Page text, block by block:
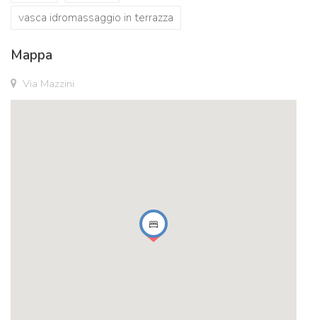
vasca idromassaggio in terrazza
Mappa
Via Mazzini